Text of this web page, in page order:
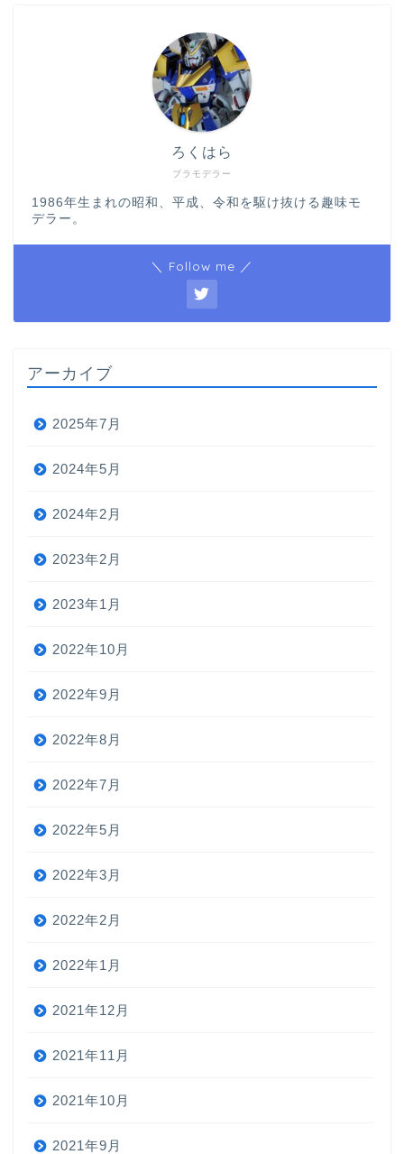
プラモデラー
ろくはら
1986年生まれの昭和、平成、令和を駆け抜ける趣味モ
デラー。
＼ Follow me ／
アーカイブ
2025年7月
2024年5月
2024年2月
2023年2月
2023年1月
2022年10月
2022年9月
2022年8月
2022年7月
2022年5月
2022年3月
2022年2月
2022年1月
2021年12月
2021年11月
2021年10月
2021年9月